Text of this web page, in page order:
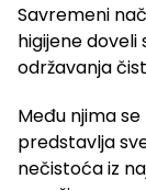
Savremeni
higijene
održavanja
Među njima
predstavlja
nečistoća iz